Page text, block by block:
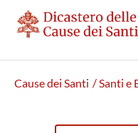
Cause dei Santi / Santi e